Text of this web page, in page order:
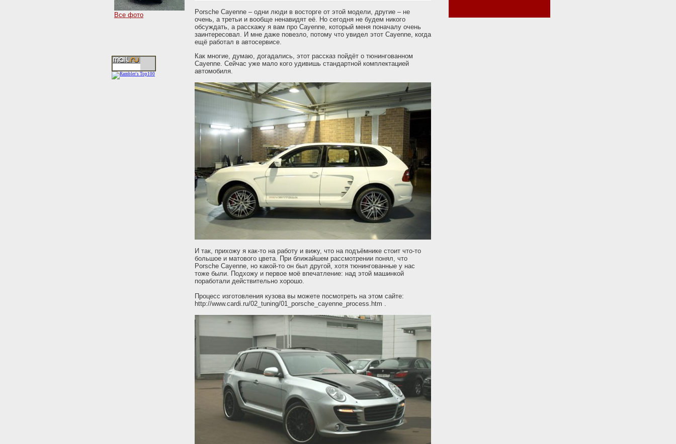
Все фото
Porsche Cayenne – одни люди в восторге от этой модели, другие – не
очень, а третьи и вообще ненавидят её. Но сегодня не будем никого
обсуждать, а расскажу я вам про Cayenne, который меня поначалу очень
заинтересовал. И мне даже повезло, потому что увидел этот Cayenne, когда
ещё работал в автосервисе.
Как многие, думаю, догадались, этот рассказ пойдёт о тюнингованном
Cayenne. Сейчас уже мало кого удивишь стандартной комплектацией
автомобиля.
И так, прихожу я как-то на работу и вижу, что на подъёмнике стоит что-то
большое и матового цвета. При ближайшем рассмотрении понял, что
Porsche Cayenne, но какой-то он был другой, хотя тюнингованные у нас
тоже были. Подхожу и первое моё впечатление: над этой машинкой
поработали действительно хорошо.
Процесс изготовления кузова вы можете посмотреть на этом сайте:
http://www.cardi.ru/02_tuning/01_porsche_cayenne_process.htm .